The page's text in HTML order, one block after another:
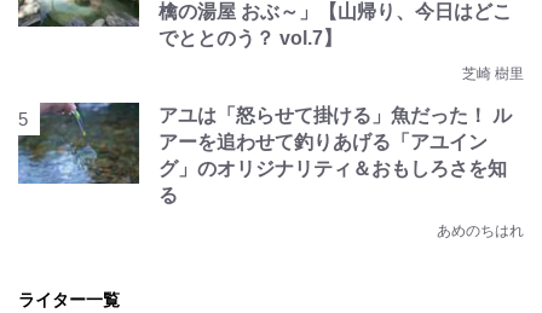
檎の湯屋 おぶ～」【山帰り、今日はどこ
でととのう？ vol.7】
芝崎 樹里
アユは「怒らせて掛ける」魚だった！ ル
アーを追わせて釣りあげる「アユイン
グ」のオリジナリティ＆おもしろさを知
る
あめのちはれ
ライター一覧